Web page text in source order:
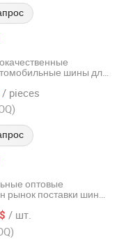
шины для
205/65r15
/ pieces
оптовые
рынок поставки шин
для движения
шин
/ шт.